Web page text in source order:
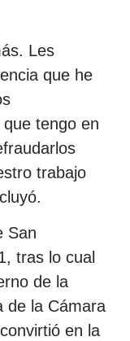
Les
que he
tengo en
trabajo
San
tras lo cual
de la
de la Cámara
en la